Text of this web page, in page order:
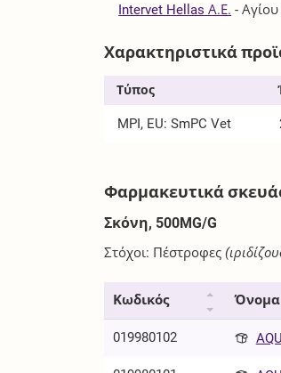
Intervet Hellas Α.Ε. -
Χαρακτηριστικά
Τύπος
MPI, EU: SmPC Vet
Φαρμακευτικά
Σκόνη, 500MG/G
Στόχοι: Πέστροφες
Κωδικός Όνομα
019980102